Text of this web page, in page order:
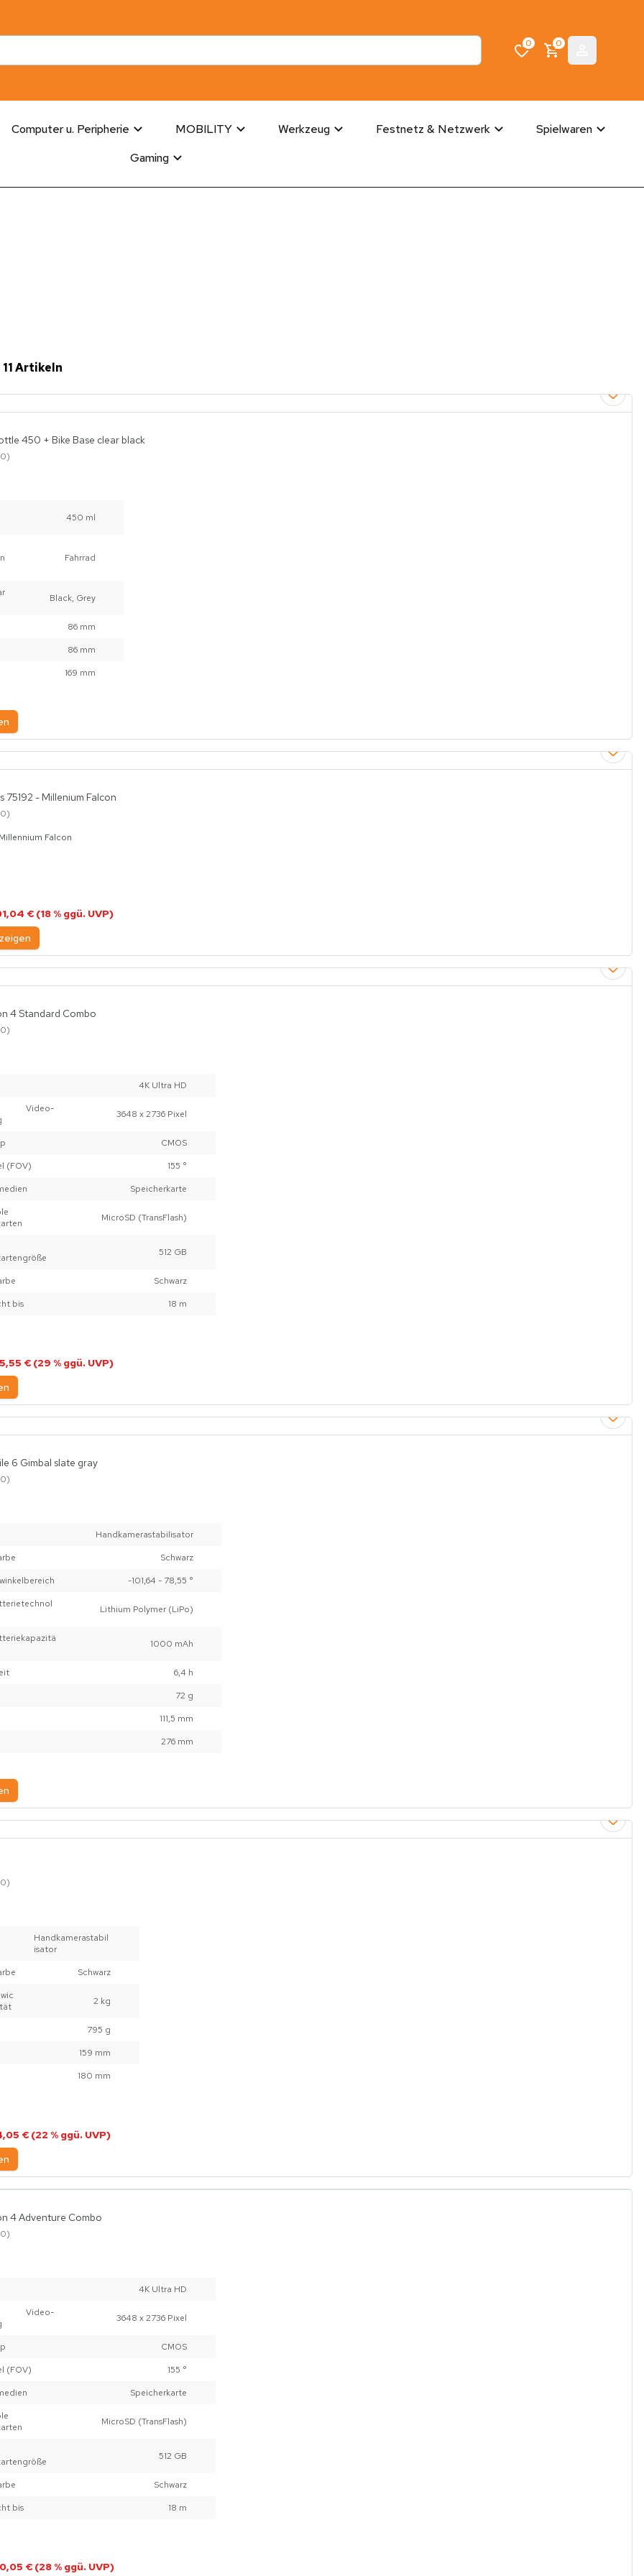
0 0
Computer u. Peripherie MOBILITY Werkzeug Festnetz & Netzwerk
Spielwaren
Gaming
Artikeln
450 + Bike Base clear black
0
450 ml
Fahrrad
Black, Grey
86 mm
86 mm
169 mm
75192 - Millenium Falcon
0
Falcon
€ (18 % ggü. UVP)
4 Standard Combo
0
4K Ultra HD
Video-
3648 x 2736 Pixel
CMOS
(FOV)
155 °
Speicherkarte
MicroSD (TransFlash)
512 GB
Schwarz
bis
18 m
€ (29 % ggü. UVP)
6 Gimbal slate gray
0
Handkamerastabilisator
Schwarz
-101,64 - 78,55 °
Lithium Polymer (LiPo)
1000 mAh
6,4 h
72 g
111,5 mm
276 mm
0
Handkamerastabil
isator
Schwarz
2 kg
795 g
159 mm
180 mm
€ (22 % ggü. UVP)
4 Adventure Combo
0
4K Ultra HD
Video-
3648 x 2736 Pixel
CMOS
(FOV)
155 °
Speicherkarte
MicroSD (TransFlash)
512 GB
Schwarz
bis
18 m
€ (28 % ggü. UVP)